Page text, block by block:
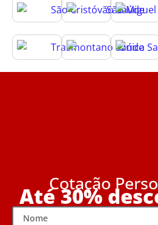
Cotação
Até 30%